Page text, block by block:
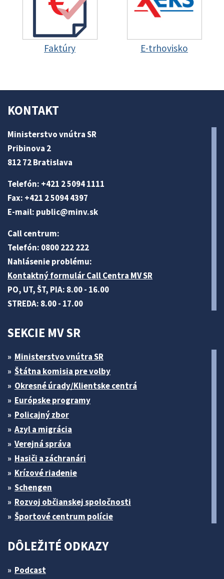
Faktúry E-trhovisko
KONTAKT
Ministerstvo vnútra SR
Pribinova 2
812 72 Bratislava
Telefón: +421 2 5094 1111
Fax: +421 2 5094 4397
E-mail: public@minv.sk
Call centrum:
Telefón: 0800 222 222
Nahlásenie problému:
Kontaktný formulár Call Centra MV SR
PO, UT, ŠT, PIA: 8.00 - 16.00
STREDA: 8.00 - 17.00
SEKCIE MV SR
Ministerstvo vnútra SR
Štátna komisia pre volby
Okresné úrady/Klientske centrá
Európske programy
Policajný zbor
Azyl a migrácia
Verejná správa
Hasiči a záchranári
Krízové riadenie
Schengen
Rozvoj občianskej spoločnosti
Športové centrum polície
DÔLEŽITÉ ODKAZY
Podcast